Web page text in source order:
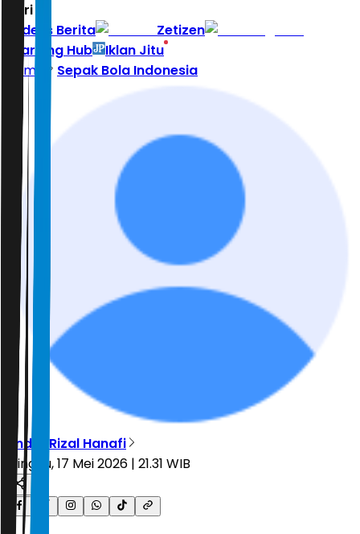
Hari ini
Indeks Berita
Zetizen
Learning Hub
Iklan Jitu
Home
Sepak Bola Indonesia
Andre Rizal Hanafi
Minggu, 17 Mei 2026 | 21.31 WIB